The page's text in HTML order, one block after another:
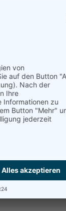
nicht direkt